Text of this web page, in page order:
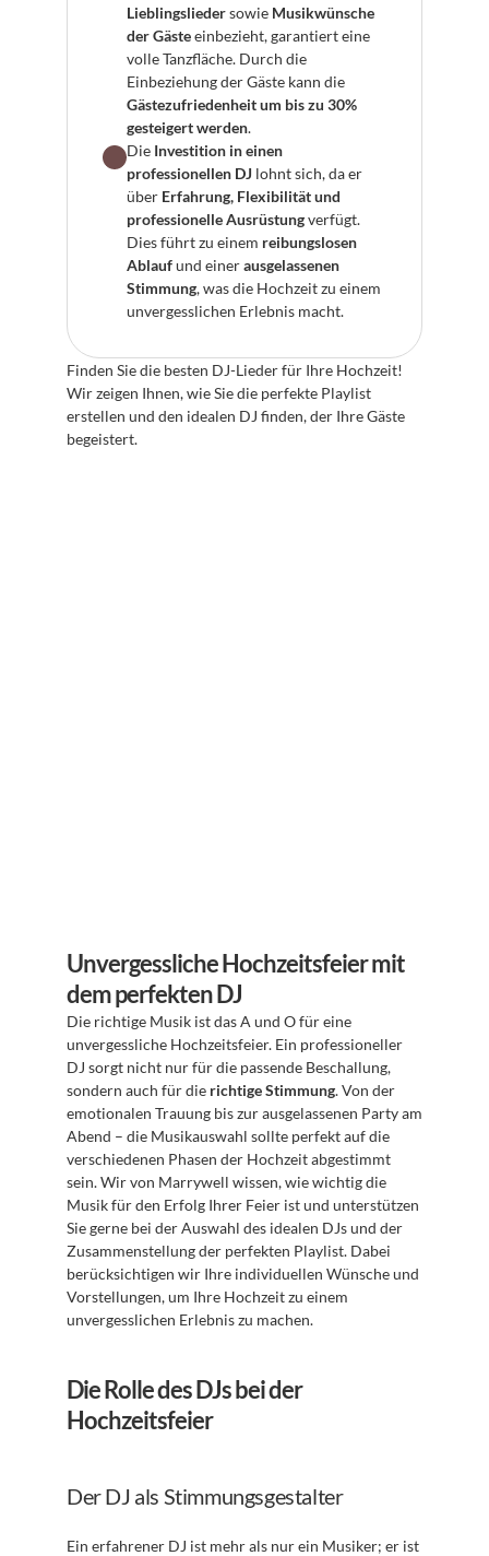
Lieblingslieder sowie Musikwünsche
der Gäste einbezieht, garantiert eine
volle Tanzfläche. Durch die
Gästezufriedenheit um bis zu 30%
gesteigert werden.
Die Investition in einen
professionellen DJ lohnt sich, da er
über Erfahrung, Flexibilität und
professionelle Ausrüstung verfügt.
Dies führt zu einem reibungslosen
Ablauf und einer ausgelassenen
Stimmung, was die Hochzeit zu einem
unvergesslichen Erlebnis macht.
Finden Sie die besten DJ-Lieder für Ihre Hochzeit!
Wir zeigen Ihnen, wie Sie die perfekte Playlist
erstellen und den idealen DJ finden, der Ihre Gäste
begeistert.
Unvergessliche Hochzeitsfeier mit
dem perfekten DJ
Die richtige Musik ist das A und O für eine
unvergessliche Hochzeitsfeier. Ein professioneller
DJ sorgt nicht nur für die passende Beschallung,
sondern auch für die richtige Stimmung. Von der
emotionalen Trauung bis zur ausgelassenen Party am
Abend – die Musikauswahl sollte perfekt auf die
verschiedenen Phasen der Hochzeit abgestimmt
sein. Wir von Marrywell wissen, wie wichtig die
Musik für den Erfolg Ihrer Feier ist und unterstützen
Sie gerne bei der Auswahl des idealen DJs und der
Zusammenstellung der perfekten Playlist. Dabei
berücksichtigen wir Ihre individuellen Wünsche und
Vorstellungen, um Ihre Hochzeit zu einem
unvergesslichen Erlebnis zu machen.
Die Rolle des DJs bei der
Hochzeitsfeier
Der DJ als Stimmungsgestalter
Ein erfahrener DJ ist mehr als nur ein Musiker; er ist